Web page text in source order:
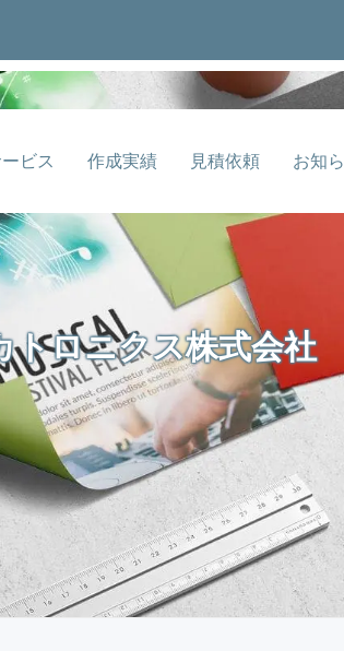
ビス 作成実績 見積依頼 お知
トロニクス株式会社